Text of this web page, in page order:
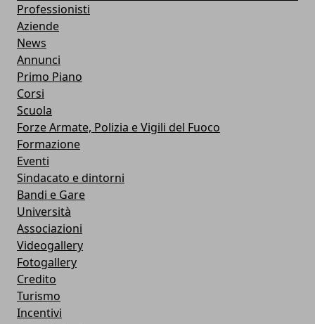
Professionisti
Aziende
News
Annunci
Primo Piano
Corsi
Scuola
Forze Armate, Polizia e Vigili del Fuoco
Formazione
Eventi
Sindacato e dintorni
Bandi e Gare
Università
Associazioni
Videogallery
Fotogallery
Credito
Turismo
Incentivi